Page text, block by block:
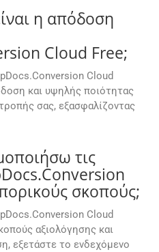
η απόδοση
Cloud Free;
Cloud
και υψηλής ποιότητας
σας, εξασφαλίζοντας
τις
σκοπούς;
Cloud
αξιολόγησης και
εξετάστε το ενδεχόμενο